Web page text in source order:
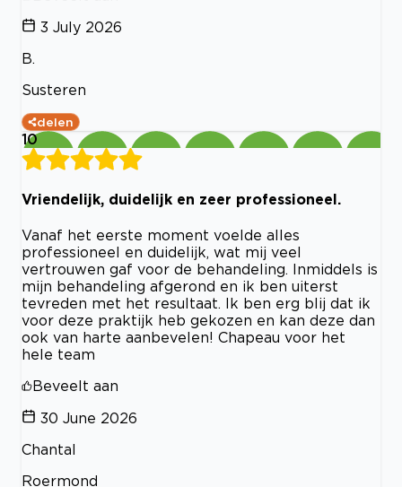
3 July 2026
B.
Susteren
delen
10
Vriendelijk, duidelijk en zeer professioneel.
Vanaf het eerste moment voelde alles
professioneel en duidelijk, wat mij veel
vertrouwen gaf voor de behandeling. Inmiddels is
mijn behandeling afgerond en ik ben uiterst
tevreden met het resultaat. Ik ben erg blij dat ik
voor deze praktijk heb gekozen en kan deze dan
ook van harte aanbevelen! Chapeau voor het
hele team
Beveelt aan
30 June 2026
Chantal
Roermond